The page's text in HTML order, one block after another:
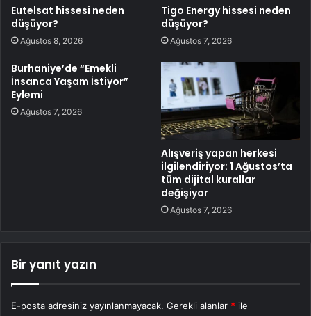
Eutelsat hissesi neden
düşüyor?
Ağustos 8, 2026
Tigo Energy hissesi neden
düşüyor?
Ağustos 7, 2026
Burhaniye’de “Emekli
İnsanca Yaşam İstiyor”
Eylemi
Ağustos 7, 2026
Alışveriş yapan herkesi
ilgilendiriyor: 1 Ağustos’ta
tüm dijital kurallar
değişiyor
Ağustos 7, 2026
Bir yanıt yazın
E-posta adresiniz yayınlanmayacak. Gerekli alanlar * ile